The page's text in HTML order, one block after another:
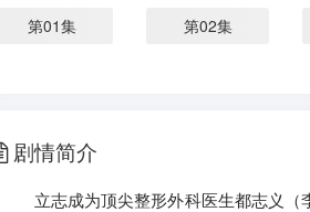
第01集 第02集
剧情简介
立志成为顶尖整形外科医生都志义（